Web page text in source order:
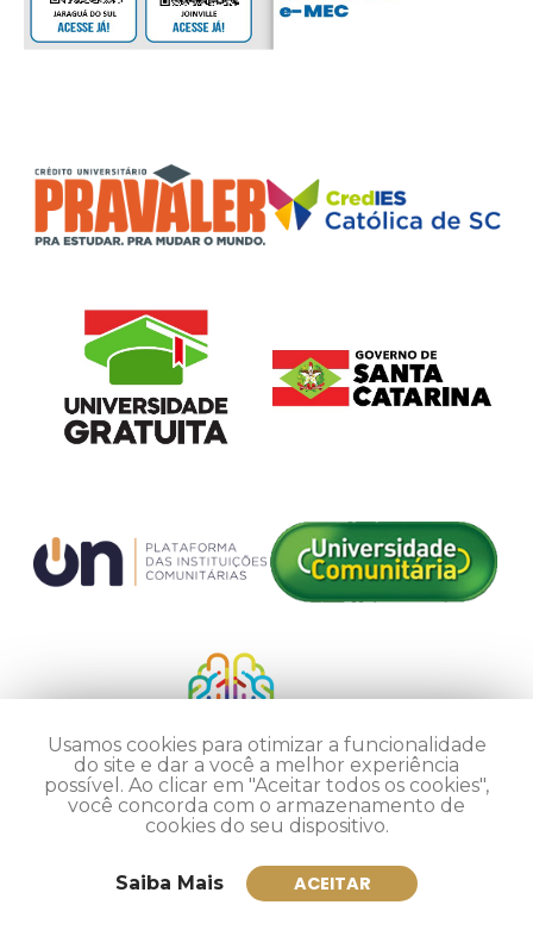
Inscreva-se
Usamos cookies para otimizar a funcionalidade
do site e dar a você a melhor experiência
possível. Ao clicar em "Aceitar todos os cookies",
você concorda com o armazenamento de
cookies do seu dispositivo.
Saiba Mais ACEITAR